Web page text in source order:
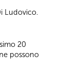
Ludovico.
20
possono